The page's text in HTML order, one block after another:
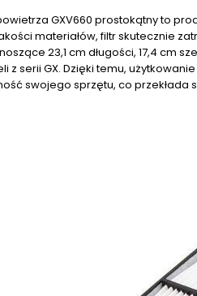
GXV660 prostokątny to
materiałów, filtr skutecznie
23,1 cm długości, 17,4 cm
z serii GX. Dzięki temu,
swojego sprzętu, co